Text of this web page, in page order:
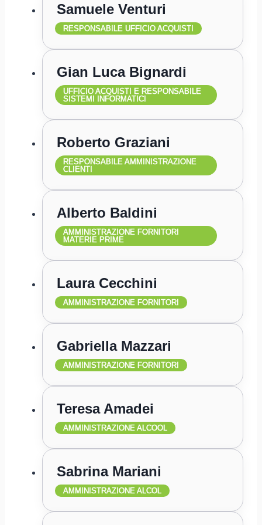
Samuele Venturi
RESPONSABILE UFFICIO ACQUISTI
Gian Luca Bignardi
UFFICIO ACQUISTI E RESPONSABILE
SISTEMI INFORMATICI
Roberto Graziani
RESPONSABILE AMMINISTRAZIONE
CLIENTI
Alberto Baldini
AMMINISTRAZIONE FORNITORI
MATERIE PRIME
Laura Cecchini
AMMINISTRAZIONE FORNITORI
Gabriella Mazzari
AMMINISTRAZIONE FORNITORI
Teresa Amadei
AMMINISTRAZIONE ALCOOL
Sabrina Mariani
AMMINISTRAZIONE ALCOL